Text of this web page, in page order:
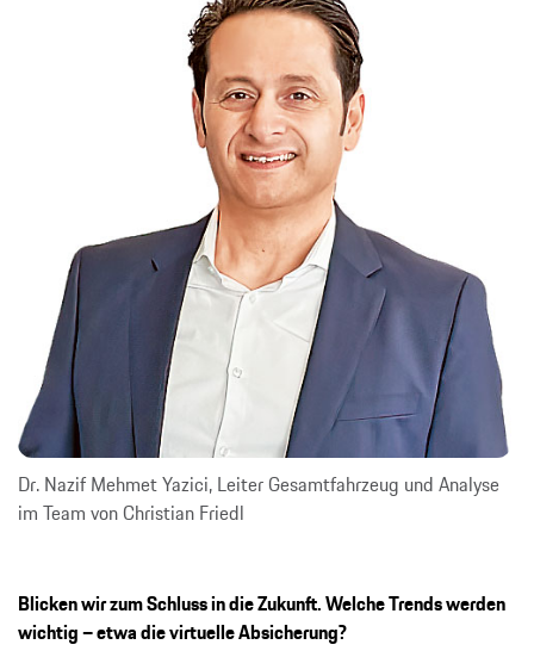
Dr. Nazif Mehmet Yazici, Leiter Gesamtfahrzeug und Analyse
im Team von Christian Friedl
Blicken wir zum Schluss in die Zukunft. Welche Trends werden
wichtig – etwa die virtuelle Absicherung?